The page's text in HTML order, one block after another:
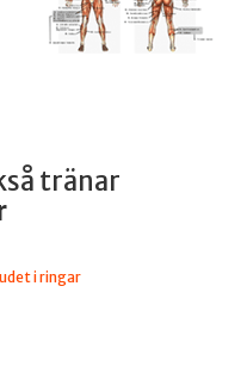
tränar
i ringar